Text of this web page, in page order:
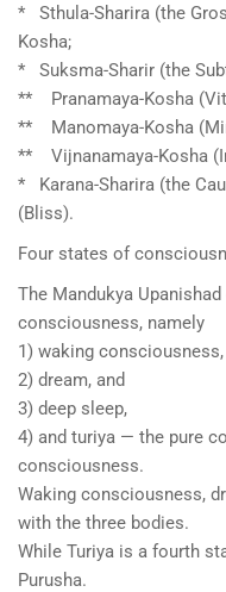
* Sthula-Sharira (the
Kosha;
* Suksma-Sharir (the
** Pranamaya-Kosha
** Manomaya-Kosha
** Vijnanamaya-Kosha
* Karana-Sharira (the
(Bliss).
Four states of
The Mandukya
consciousness, namely
1) waking consciousness,
2) dream, and
3) deep sleep,
4) and turiya — the pure
consciousness.
Waking consciousness,
with the three bodies.
While Turiya is a fourth
Purusha.